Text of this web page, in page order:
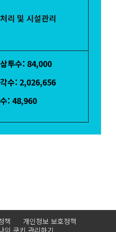
리 및 시설관리
투수: 84,000
수: 2,026,656
: 48,960
책
개인정보 보호정책